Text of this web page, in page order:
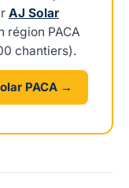
AJ Solar
région PACA
chantiers).
PACA →